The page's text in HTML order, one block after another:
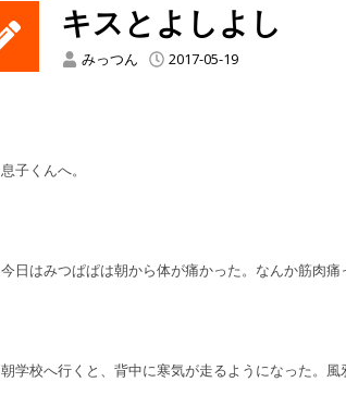
キスとよしよし
みっつん 2017-05-19
息子くんへ。
今日はみつぱぱは朝から体が痛かった。なんか筋肉痛
朝学校へ行くと、背中に寒気が走るようになった。風